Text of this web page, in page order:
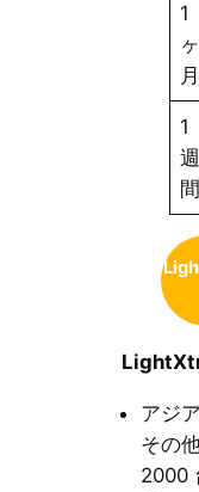
1
ヶ
月
1
週
間
アジ
その
2000